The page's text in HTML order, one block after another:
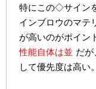
特にこの◇サイン
インブロウのマテ
が高いのがポイン
性能自体は並 だ
して優先度は高い。